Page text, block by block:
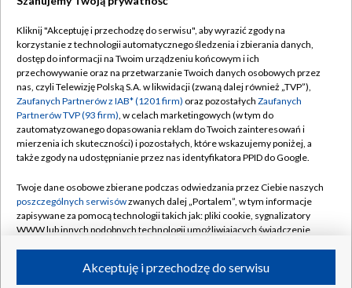
TVP
Abonament TVP
Emisja w TVP
Centrum informacji TVP
Naziemna Telewizja Cyfrowa
Rada Programowa
System NOS
Informacje o nadawcy
Program dla prasy
Regulamin TVP
Polityka prywatności
Moje zgody
Pomoc
Kontakt
Kanały
Kliknij "Akceptuję i przechodzę do serwisu", aby wyrazić zgody na
korzystanie z technologii automatycznego śledzenia i zbierania danych,
dostęp do informacji na Twoim urządzeniu końcowym i ich
przechowywanie oraz na przetwarzanie Twoich danych osobowych przez
nas, czyli Telewizję Polską S.A. w likwidacji (zwaną dalej również „TVP”),
Zaufanych Partnerów z IAB* (1201 firm) oraz pozostałych Zaufanych
Partnerów TVP (93 firm), w celach marketingowych (w tym do
zautomatyzowanego dopasowania reklam do Twoich zainteresowań i
mierzenia ich skuteczności) i pozostałych, które wskazujemy poniżej, a
także zgody na udostępnianie przez nas identyfikatora PPID do Google.
Twoje dane osobowe zbierane podczas odwiedzania przez Ciebie naszych
poszczególnych serwisówzwanych dalej „Portalem”, w tym informacje
zapisywane za pomocą technologii takich jak: pliki cookie, sygnalizatory
WWW lub innych podobnych technologii umożliwiających świadczenie
ruchu w Internecie.Akceptuję i przechodzę do serwisu